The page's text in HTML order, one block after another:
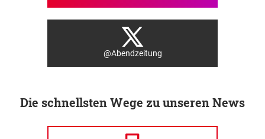
@Abendzeitung
Die schnellsten Wege zu unseren News